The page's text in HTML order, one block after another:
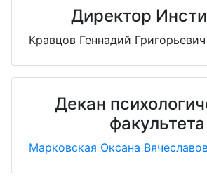
Директор
Кравцов Геннадий Григорьевич
Декан
факультета
Марковская Оксана